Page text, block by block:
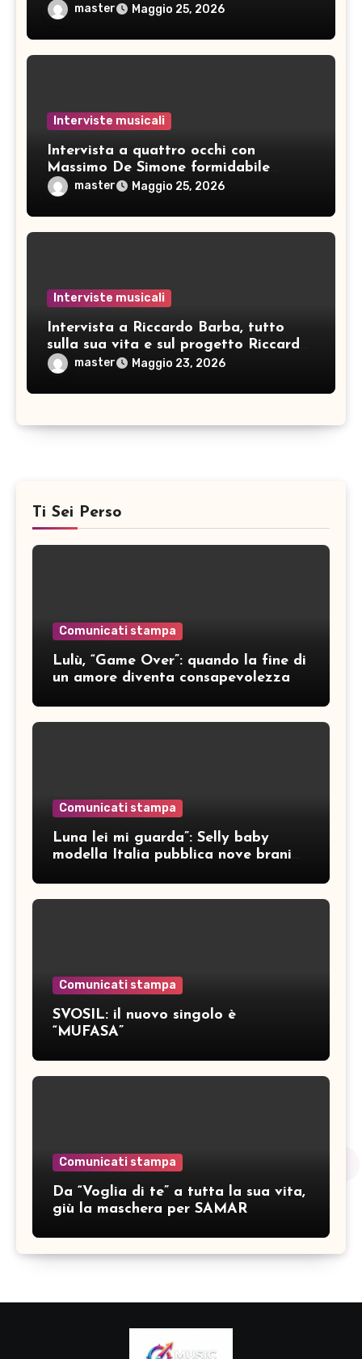
master Maggio 25, 2026
Interviste musicali
Intervista a quattro occhi con
Massimo De Simone formidabile
artistamaster Maggio 25, 2026
Interviste musicali
Intervista a Riccardo Barba, tutto
sulla sua vita e sul progetto Riccardo
Barba Big Band: pianista, direttore
d’orchestra… e non solo!
master Maggio 23, 2026
Ti Sei Perso
Comunicati stampa
Lulù, “Game Over”: quando la fine di
un amore diventa consapevolezza
Comunicati stampa
Luna lei mi guarda”: Selly baby
modella Italia pubblica nove brani
Comunicati stampa
SVOSIL: il nuovo singolo è
“MUFASA”
Comunicati stampa
Da “Voglia di te” a tutta la sua vita,
giù la maschera per SAMAR